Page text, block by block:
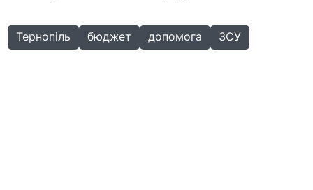
Тернопіль бюджет допомога ЗСУ